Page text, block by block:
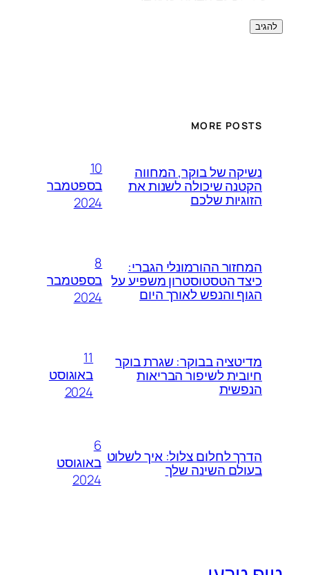
MORE POSTS
נשיקה של בוקר, המחווה
הקטנה שיכולה לשנות את
הזוגיות שלכם
10
בספטמבר
2024
המחזור ההורמונלי הגברי:
כיצד הטסטוסטרון משפיע על
הגוף והנפש לאורך היום
8
בספטמבר
2024
מדיטציה בבוקר: שגרת בוקר
חיובית לשיפור הבריאות
הנפשית
11
באוגוסט
2024
הדרך לחלום צלול: איך לשלוט
בעולם השינה שלך
6
באוגוסט
2024